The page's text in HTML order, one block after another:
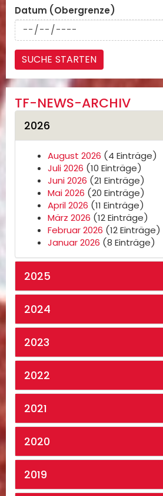
Datum (Obergrenze)
TF-NEWS-ARCHIV
2026
August 2026 (4 Einträge)
Juli 2026 (10 Einträge)
Juni 2026 (21 Einträge)
Mai 2026 (20 Einträge)
April 2026 (11 Einträge)
März 2026 (12 Einträge)
Februar 2026 (12 Einträge)
Januar 2026 (8 Einträge)
2025
2024
2023
2022
2021
2020
2019